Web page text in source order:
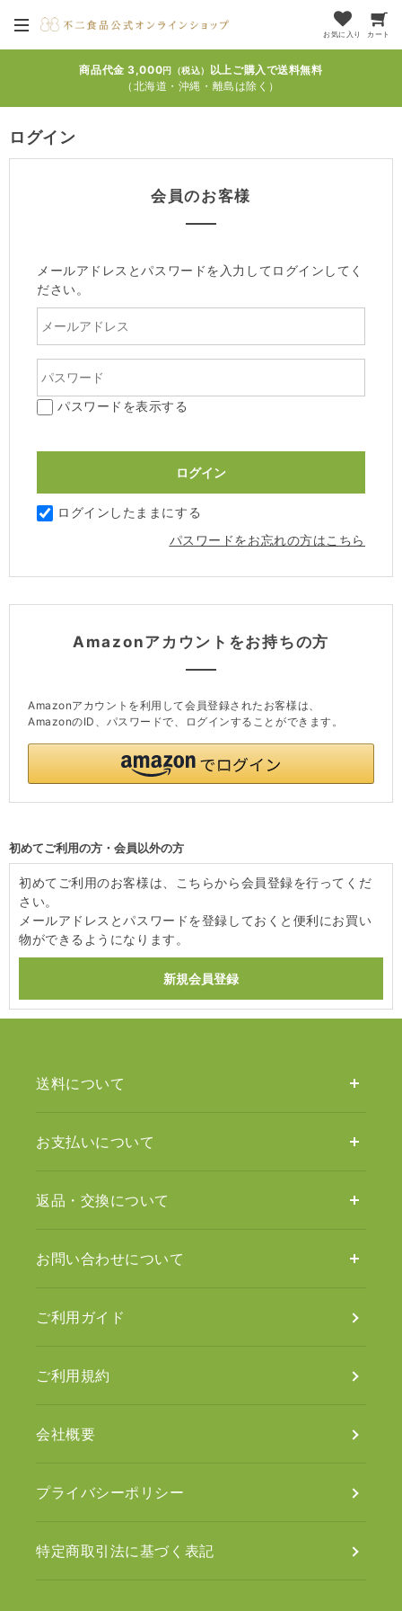
お気に入り カート
商品代金 3,000円（税込）
以上ご購入で送料無料
（北海道・沖縄・離島は除く）
ログイン
会員のお客様
メールアドレスとパスワードを入力してログインしてく
ださい。
パスワードを表示する
ログインしたままにする
パスワードをお忘れの方はこちら
Amazonアカウントをお持ちの方
Amazonアカウントを利用して会員登録されたお客様は、
AmazonのID、パスワードで、ログインすることができます。
初めてご利用の方・会員以外の方
初めてご利用のお客様は、こちらから会員登録を行ってくだ
さい。
メールアドレスとパスワードを登録しておくと便利にお買い
物ができるようになります。
送料について
お支払いについて
返品・交換について
お問い合わせについて
ご利用ガイド
ご利用規約
会社概要
プライバシーポリシー
特定商取引法に基づく表記